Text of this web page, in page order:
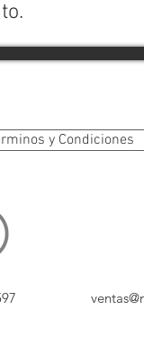
y Condiciones